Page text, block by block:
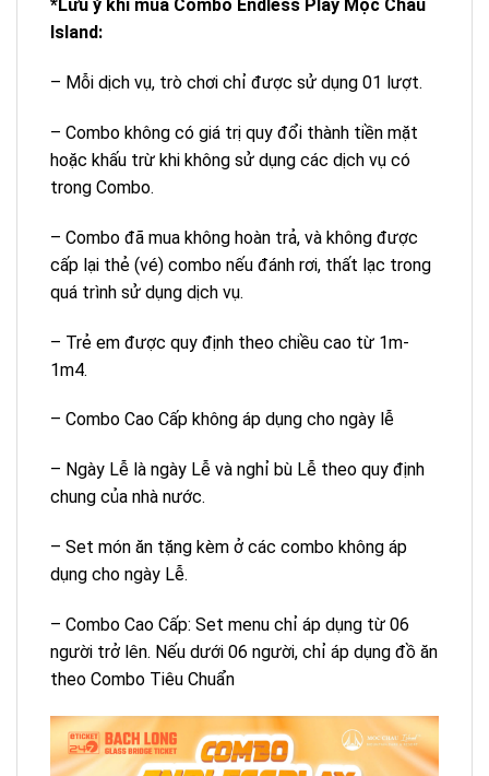
*Lưu ý khi mua Combo Endless Play Mộc Châu
Island:
– Mỗi dịch vụ, trò chơi chỉ được sử dụng 01 lượt.
– Combo không có giá trị quy đổi thành tiền mặt
hoặc khấu trừ khi không sử dụng các dịch vụ có
trong Combo.
– Combo đã mua không hoàn trả, và không được
cấp lại thẻ (vé) combo nếu đánh rơi, thất lạc trong
quá trình sử dụng dịch vụ.
– Trẻ em được quy định theo chiều cao từ 1m-
1m4.
– Combo Cao Cấp không áp dụng cho ngày lễ
– Ngày Lễ là ngày Lễ và nghỉ bù Lễ theo quy định
chung của nhà nước.
– Set món ăn tặng kèm ở các combo không áp
dụng cho ngày Lễ.
– Combo Cao Cấp: Set menu chỉ áp dụng từ 06
người trở lên. Nếu dưới 06 người, chỉ áp dụng đồ ăn
theo Combo Tiêu Chuẩn